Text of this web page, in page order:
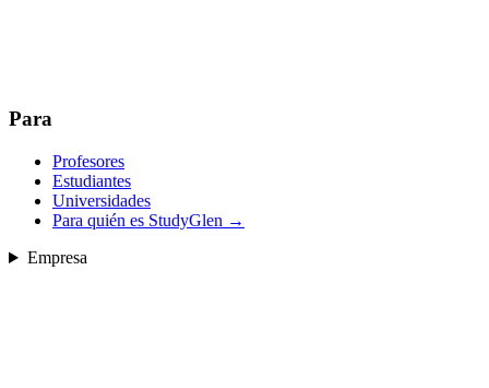
Para
Profesores
Estudiantes
Universidades
Para quién es StudyGlen →
Empresa